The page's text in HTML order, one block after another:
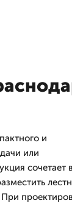
и
или
сочетает